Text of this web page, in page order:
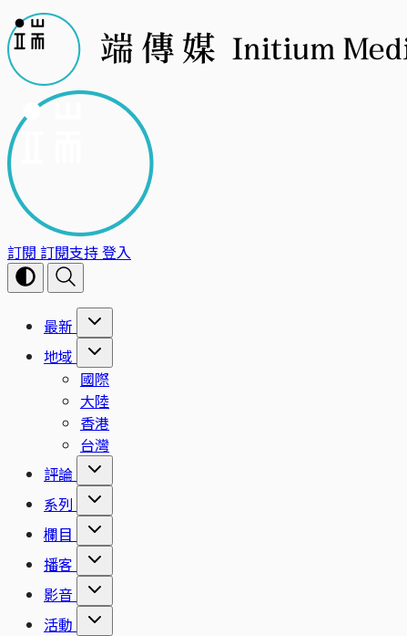
訂閱 訂閱支持登入
最新
地域
國際
大陸
香港
台灣
評論
系列
欄目
播客
影音
活動